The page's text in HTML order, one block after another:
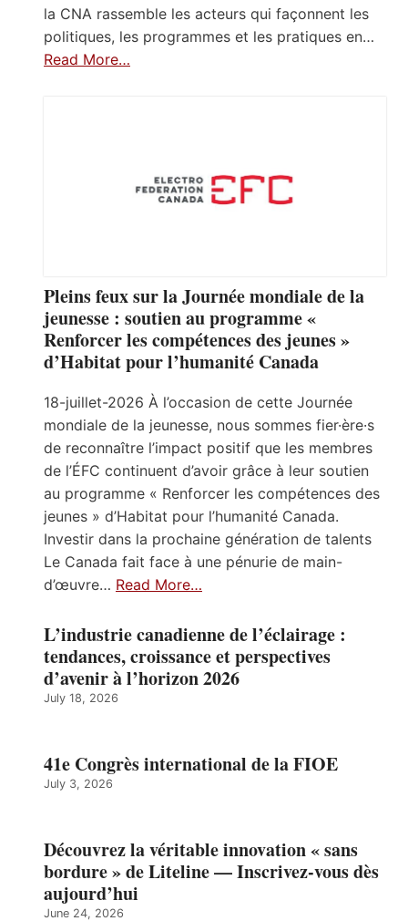
la CNA rassemble les acteurs qui façonnent les
politiques, les programmes et les pratiques en…
Read More…
Pleins feux sur la Journée mondiale de la
jeunesse : soutien au programme «
Renforcer les compétences des jeunes »
d’Habitat pour l’humanité Canada
18-juillet-2026 À l’occasion de cette Journée
mondiale de la jeunesse, nous sommes fier·ère·s
de reconnaître l’impact positif que les membres
de l’ÉFC continuent d’avoir grâce à leur soutien
au programme « Renforcer les compétences des
jeunes » d’Habitat pour l’humanité Canada.
Investir dans la prochaine génération de talents
Le Canada fait face à une pénurie de main-
d’œuvre… Read More…
L’industrie canadienne de l’éclairage :
tendances, croissance et perspectives
d’avenir à l’horizon 2026
July 18, 2026
41e Congrès international de la FIOE
July 3, 2026
Découvrez la véritable innovation « sans
bordure » de Liteline — Inscrivez-vous dès
aujourd’hui
June 24, 2026